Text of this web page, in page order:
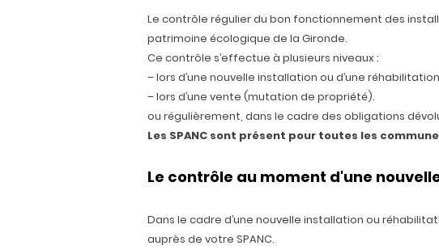
Le contrôle régulier du bon fonctionnement des
patrimoine écologique de la Gironde.
Ce contrôle s’effectue à plusieurs niveaux :
– lors d’une nouvelle installation ou d’une
– lors d’une vente (mutation de propriété).
ou régulièrement, dans le cadre des obligations
Les SPANC sont présent pour toutes les
Le contrôle au moment d'une
Dans le cadre d’une nouvelle installation ou
auprès de votre SPANC.